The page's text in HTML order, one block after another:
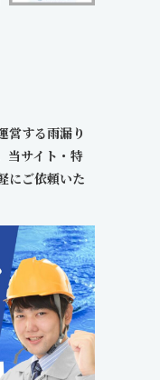
営する雨漏り
当サイト・特
にご依頼いた